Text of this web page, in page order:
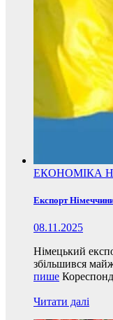
ЕКОНОМІКА
Експорт
08.11.2025
Німецький
збільшився
пише
Читати далі